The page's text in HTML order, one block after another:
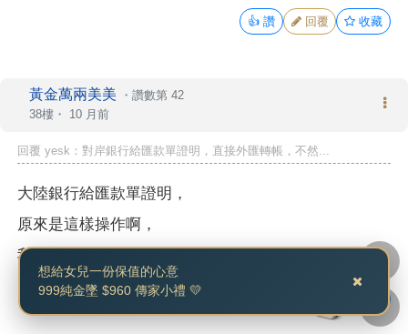
👍 讚 回覆 收藏
黃金萬兩美美 ・ 讚數第 42
38樓・ 10 月前
回覆 yesk：對岸銀行給匯款單證明，直接外匯轉帳，不然...
大陸銀行給匯款單證明，
原來是這樣操作啊，
我好怕簽了買賣合約書然後錢匯不過去就死翹翹了。
1人
想給女兒一份保值的心意
999純金墜 $960 傳家小禮 💛